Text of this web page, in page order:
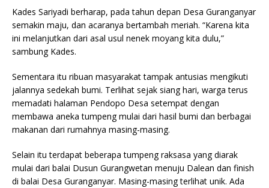
Kades Sariyadi berharap, pada tahun depan Desa Guranganyar
semakin maju, dan acaranya bertambah meriah. “Karena kita
ini melanjutkan dari asal usul nenek moyang kita dulu,”
sambung Kades.
Sementara itu ribuan masyarakat tampak antusias mengikuti
jalannya sedekah bumi. Terlihat sejak siang hari, warga terus
memadati halaman Pendopo Desa setempat dengan
membawa aneka tumpeng mulai dari hasil bumi dan berbagai
makanan dari rumahnya masing-masing.
Selain itu terdapat beberapa tumpeng raksasa yang diarak
mulai dari balai Dusun Gurangwetan menuju Dalean dan finish
di balai Desa Guranganyar. Masing-masing terlihat unik. Ada